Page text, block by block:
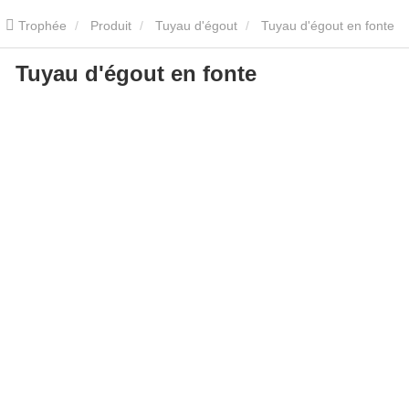
Trophée Produit Tuyau d'égout Tuyau d'égout en fonte
Tuyau d'égout en fonte
Tuyau d'égout en fonte